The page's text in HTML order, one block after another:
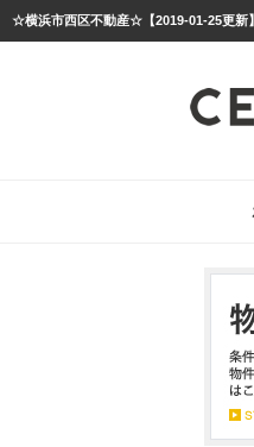
☆横浜市西区不動産☆【2019-01-25更新